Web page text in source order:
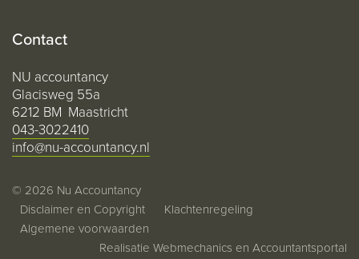
Contact
NU accountancy
Glacisweg 55a
6212 BM Maastricht
043-3022410
info@nu-accountancy.nl
© 2026 Nu Accountancy
Disclaimer en Copyright
Klachtenregeling
Algemene voorwaarden
Realisatie Webmechanics en Accountantsportal